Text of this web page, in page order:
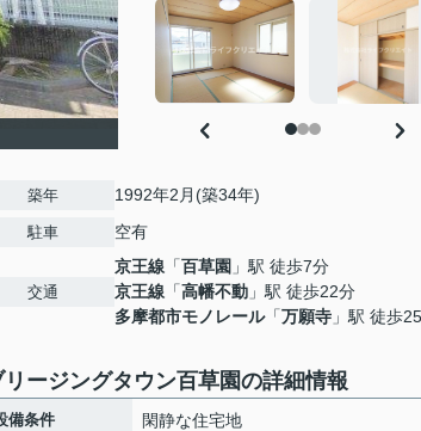
築年 1992年2月(築34年)
駐車 空有
交通
京王線 「百草園 」駅 徒歩7分
京王線 「高幡不動 」駅 徒歩22分
多摩都市モノレール「万願寺 」駅 徒歩
リージングタウン百草園の詳細情報
備条件
閑静な住宅地